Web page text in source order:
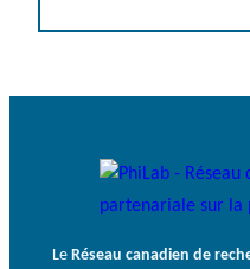
Le Réseau canadien de